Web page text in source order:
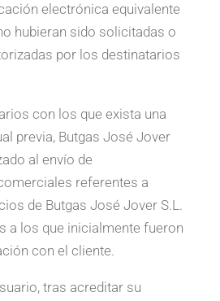
electrónica equivalente
hubieran sido solicitadas o
por los destinatarios
con los que exista una
previa, Butgas José Jover
al envío de
referentes a
de Butgas José Jover S.L.
a los que inicialmente fueron
con el cliente.
tras acreditar su